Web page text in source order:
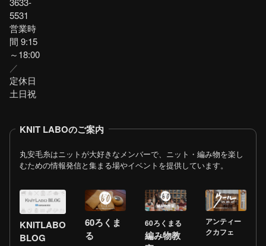
5531
営業時
間 9:15
～18:00
／
定休日
土日祝
KNIT LABOのご案内
丸安毛糸はニットが大好きなメンバーで、ニット・編み物を楽し
むための情報発信と集まる場やイベントを提供しています。
KNITLABO
BLOG
60ろくま
る
60ろくまる
編み物教
アンティー
クカフェ